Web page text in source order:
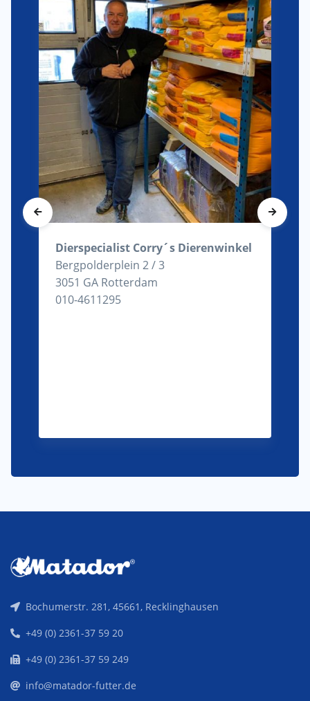
Dierspecialist Corry´s Dierenwinkel
Bergpolderplein 2 / 3
3051 GA Rotterdam
010-4611295
Bochumerstr. 281, 45661, Recklinghausen
+49 (0) 2361-37 59 20
+49 (0) 2361-37 59 249
info@matador-futter.de